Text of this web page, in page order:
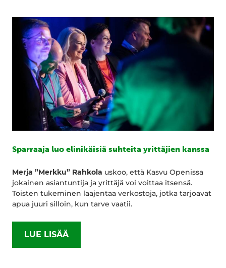
Sparraaja luo elinikäisiä suhteita yrittäjien kanssa
Merja ”Merkku” Rahkola uskoo, että Kasvu Openissa
jokainen asiantuntija ja yrittäjä voi voittaa itsensä.
Toisten tukeminen laajentaa verkostoja, jotka tarjoavat
apua juuri silloin, kun tarve vaatii.
LUE LISÄÄ